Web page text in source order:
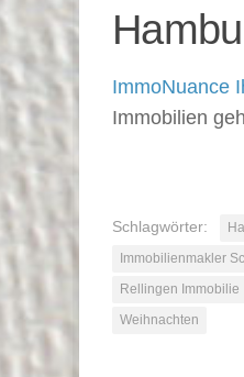
ImmoNuance
Immobilien
Schlagwörter:
Immobilienmakler
Rellingen Immobilie
Weihnachten